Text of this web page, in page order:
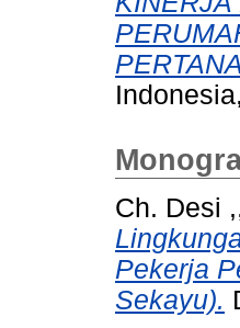
Ch. Desi
Pekerja
Sekayu).